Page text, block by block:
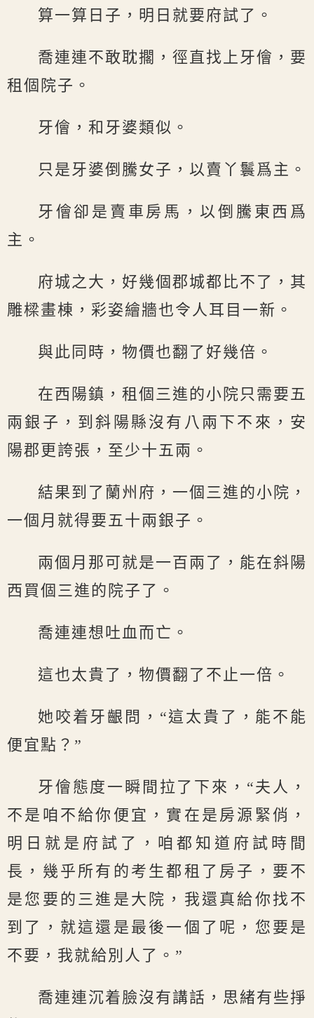
算一算日子，明日就要府試了。
喬連連不敢耽擱，徑直找上牙儈，要
租個院子。
牙儈，和牙婆類似。
只是牙婆倒騰女子，以賣丫鬟爲主。
牙儈卻是賣車房馬，以倒騰東西爲
主。
府城之大，好幾個郡城都比不了，其
雕樑畫棟，彩姿繪牆也令人耳目一新。
與此同時，物價也翻了好幾倍。
在西陽鎮，租個三進的小院只需要五
兩銀子，到斜陽縣沒有八兩下不來，安
陽郡更誇張，至少十五兩。
結果到了蘭州府，一個三進的小院，
一個月就得要五十兩銀子。
兩個月那可就是一百兩了，能在斜陽
西買個三進的院子了。
喬連連想吐血而亡。
這也太貴了，物價翻了不止一倍。
她咬着牙齦問，“這太貴了，能不能
便宜點？”
牙儈態度一瞬間拉了下來，“夫人，
不是咱不給你便宜，實在是房源緊俏，
明日就是府試了，咱都知道府試時間
長，幾乎所有的考生都租了房子，要不
是您要的三進是大院，我還真給你找不
到了，就這還是最後一個了呢，您要是
不要，我就給別人了。”
喬連連沉着臉沒有講話，思緒有些掙